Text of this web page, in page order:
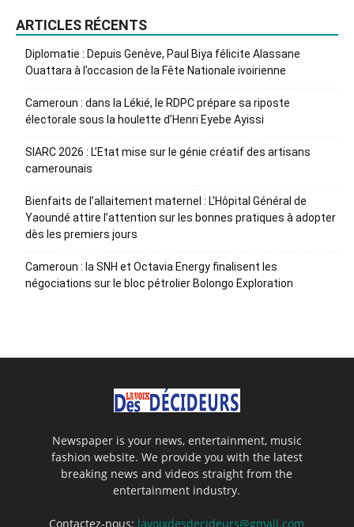
ARTICLES RÉCENTS
Diplomatie : Depuis Genève, Paul Biya félicite Alassane
Ouattara à l’occasion de la Fête Nationale ivoirienne
Cameroun : dans la Lékié, le RDPC prépare sa riposte
électorale sous la houlette d’Henri Eyebe Ayissi
SIARC 2026 : L’Etat mise sur le génie créatif des artisans
camerounais
Bienfaits de l’allaitement maternel : L’Hôpital Général de
Yaoundé attire l’attention sur les bonnes pratiques à adopter
dès les premiers jours
Cameroun : la SNH et Octavia Energy finalisent les
négociations sur le bloc pétrolier Bolongo Exploration
Newspaper is your news, entertainment, music
fashion website. We provide you with the latest
breaking news and videos straight from the
entertainment industry.
Contactez-nous: lavoixdesdecideurs@gmail.com